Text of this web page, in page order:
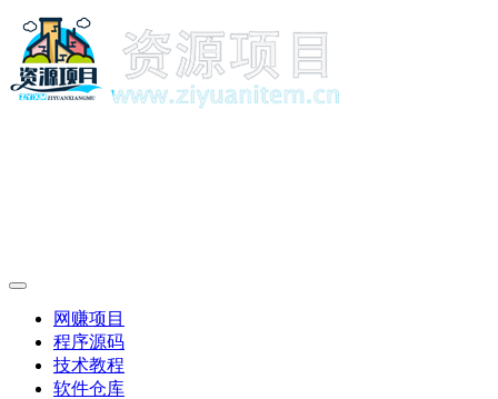
网赚项目
程序源码
技术教程
软件仓库